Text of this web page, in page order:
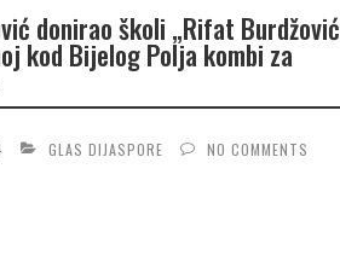
donirao školi „Rifat Burdžović
kod Bijelog Polja kombi za
GLAS DIJASPORE NO COMMENTS